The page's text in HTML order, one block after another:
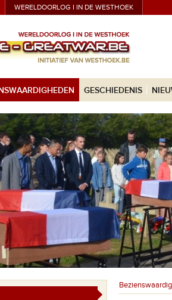
WERELDOORLOG I IN DE WESTHOEK
GESCHIEDENIS